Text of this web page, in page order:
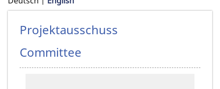
Projektausschuss
Committee